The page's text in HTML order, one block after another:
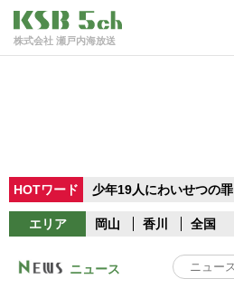
株式会社 瀬戸内海放送
HOTワード 少年19人にわいせつの罪
エリア 岡山 香川 全国
ニュース